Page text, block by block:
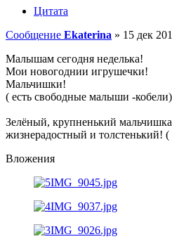
Цитата
Сообщение Ekaterina » 15 дек
Малышам сегодня неделька!
Мои новогоднии игрушечки!
Мальчишки!
( есть свободные малыши -кобели)
Зелёный, крупненький
жизнерадостный и толстенький! (
Вложения